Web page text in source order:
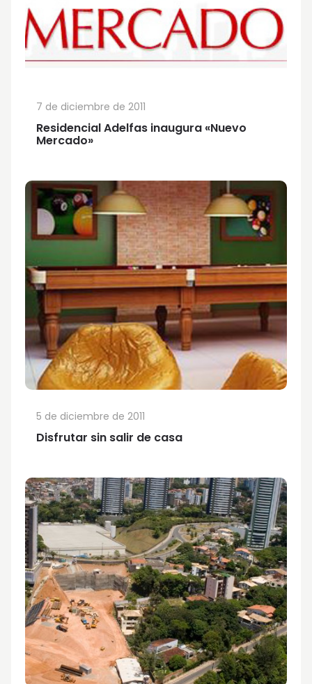
Residencial Adelfas inaugura «Nuevo
Mercado»
7 de diciembre de 2011
Disfrutar sin salir de casa
5 de diciembre de 2011